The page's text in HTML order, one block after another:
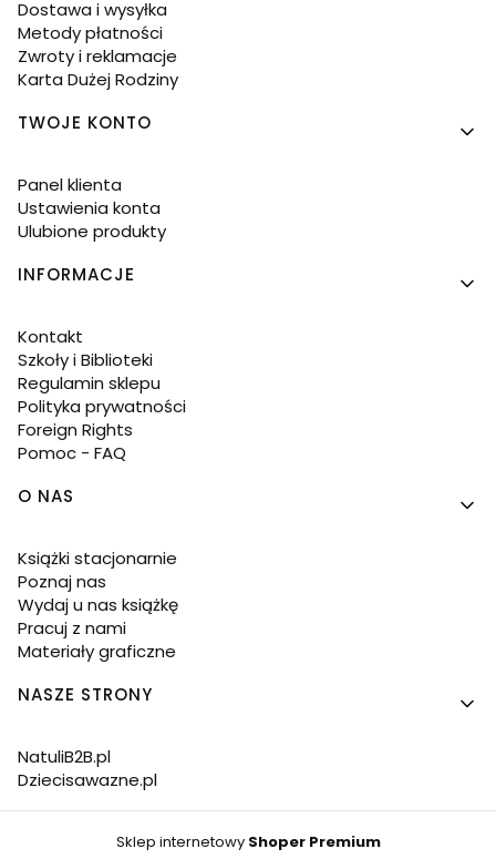
Dostawa i wysyłka
Metody płatności
Zwroty i reklamacje
Karta Dużej Rodziny
TWOJE KONTO
Panel klienta
Ustawienia konta
Ulubione produkty
INFORMACJE
Kontakt
Szkoły i Biblioteki
Regulamin sklepu
Polityka prywatności
Foreign Rights
Pomoc - FAQ
O NAS
Książki stacjonarnie
Poznaj nas
Wydaj u nas książkę
Pracuj z nami
Materiały graficzne
NASZE STRONY
NatuliB2B.pl
Dziecisawazne.pl
Sklep internetowy Shoper Premium